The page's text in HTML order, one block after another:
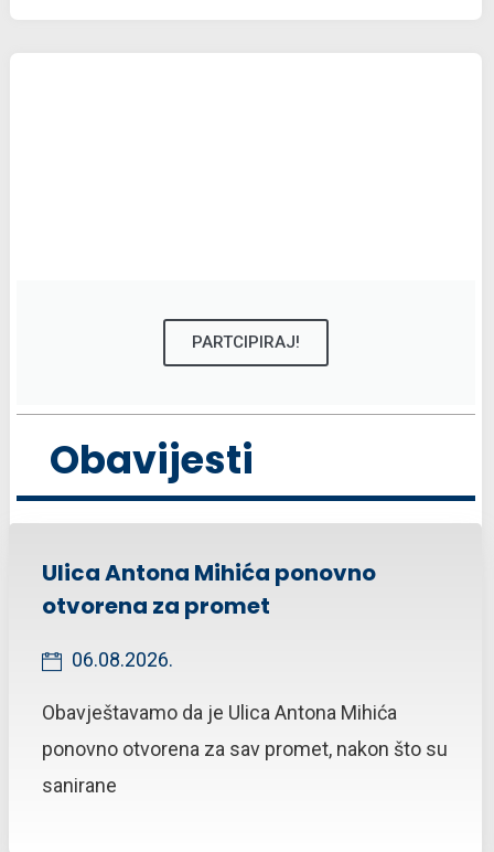
PARTCIPIRAJ!
Obavijesti
Ulica Antona Mihića ponovno
otvorena za promet
06.08.2026.
Obavještavamo da je Ulica Antona Mihića
ponovno otvorena za sav promet, nakon što su
sanirane